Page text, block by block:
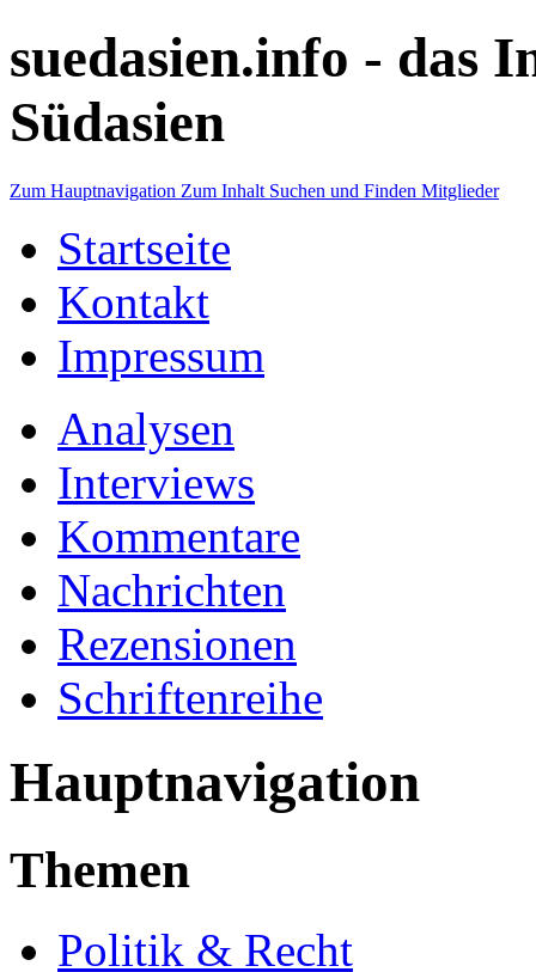
suedasien.info - das
Südasien
Zum Hauptnavigation Zum Inhalt Suchen und Finden Mitglieder
Startseite
Kontakt
Impressum
Analysen
Interviews
Kommentare
Nachrichten
Rezensionen
Schriftenreihe
Hauptnavigation
Themen
Politik & Recht